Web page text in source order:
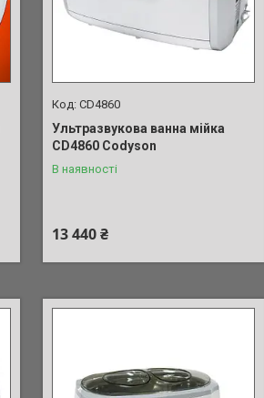
СD4860
Ультразвукова ванна мійка
СD4860 Codyson
В наявності
13 440 ₴